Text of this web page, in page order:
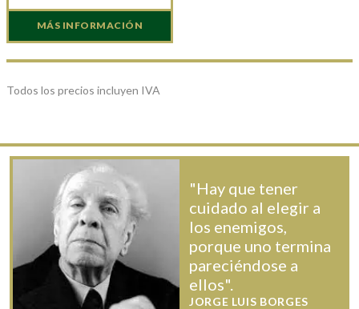
MÁS INFORMACIÓN
Todos los precios incluyen IVA
"Hay que tener
cuidado al elegir a
los enemigos,
porque uno termina
pareciéndose a
ellos".
JORGE LUIS BORGES